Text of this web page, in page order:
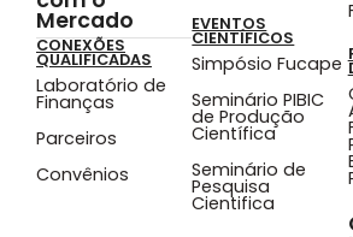
Mercado
CONEXÕES
QUALIFICADAS
Laboratório de
Finanças
Parceiros
Convênios
EVENTOS
CIENTÍFICOS
Simpósio Fucape
Seminário PIBIC
de Produção
Científica
Seminário de
Pesquisa
Cientifica